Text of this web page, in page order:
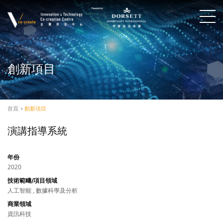
創新項目
首頁 > 創新項目
演講指導系統
年份
2020
技術範疇/項目領域
人工智能 , 數據科學及分析
商業領域
資訊科技